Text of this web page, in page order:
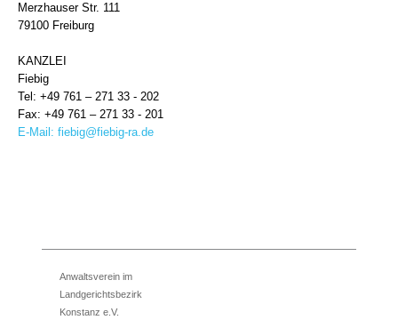
Merzhauser Str. 111
79100 Freiburg
KANZLEI
Fiebig
Tel: +49 761 – 271 33 - 202
Fax: +49 761 – 271 33 - 201
E-Mail: fiebig@fiebig-ra.de
Anwaltsverein im
Landgerichtsbezirk
Konstanz e.V.